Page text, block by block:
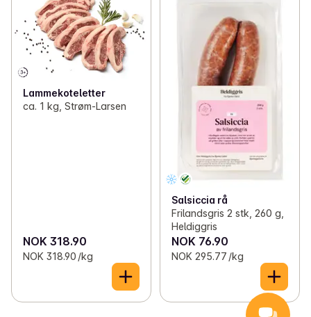
Lammekoteletter
ca. 1 kg, Strøm-Larsen
NOK 318.90
NOK 318.90 /kg
Salsiccia rå
Frilandsgris 2 stk, 260 g,
Heldiggris
NOK 76.90
NOK 295.77 /kg